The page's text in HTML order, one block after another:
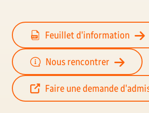
Feuillet d'information
Nous rencontrer
Faire une demande